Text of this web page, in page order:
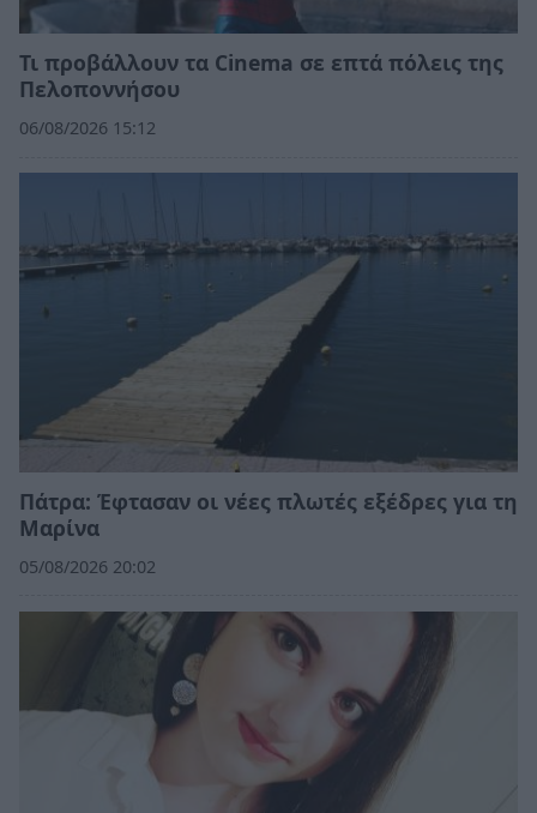
Τι προβάλλουν τα Cinema σε επτά πόλεις της
Πελοποννήσου
06/08/2026 15:12
Πάτρα: Έφτασαν οι νέες πλωτές εξέδρες για τη
Μαρίνα
05/08/2026 20:02